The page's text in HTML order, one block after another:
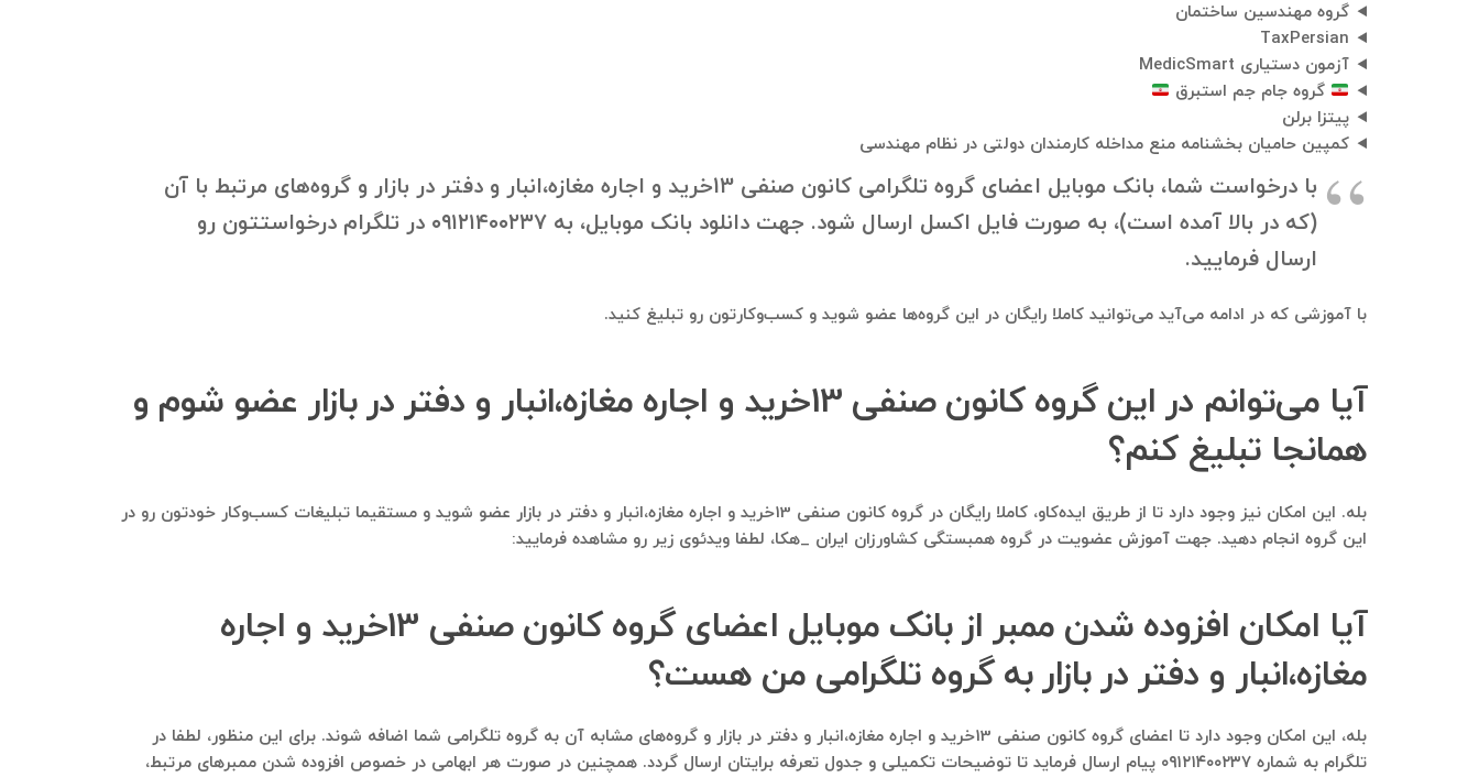
گروه مهندسین ساختمان
TaxPersian
آزمون‌ دستیاری MedicSmart
⁩ گروه جام جم استبرق ⁦
پیتزا برلن
کمپین حامیان بخشنامه منع مداخله کارمندان دولتی در نظام مهندسی
با درخواست شما، بانک موبایل اعضای گروه تلگرامی کانون صنفی 13خرید و اجاره مغازه،انبار و دفتر در بازار و گروه‌های مرتبط با آن
(که در بالا آمده است)، به صورت فایل اکسل ارسال شود. جهت دانلود بانک موبایل، به ۰۹۱۲۱۴۰۰۲۳۷ در تلگرام درخواستتون رو
ارسال فرمایید.
با آموزشی که در ادامه می‌آید می‌توانید کاملا رایگان در این گروه‌ها عضو شوید و کسب‌وکارتون رو تبلیغ کنید.
آیا می‌توانم در این گروه کانون صنفی 13خرید و اجاره مغازه،انبار و دفتر در بازار عضو شوم و
همانجا تبلیغ کنم؟
بله. این امکان نیز وجود دارد تا از طریق ایده‌کاو، کاملا رایگان در گروه کانون صنفی 13خرید و اجاره مغازه،انبار و دفتر در بازار عضو شوید و مستقیما تبلیغات کسب‌وکار خودتون رو در
این گروه انجام دهید. جهت آموزش عضویت در گروه همبستگی کشاورزان ایران _هکا، لطفا ویدئوی زیر رو مشاهده فرمایید:
آیا امکان افزوده شدن ممبر از بانک موبایل اعضای گروه کانون صنفی 13خرید و اجاره
مغازه،انبار و دفتر در بازار به گروه تلگرامی من هست؟
بله، این امکان وجود دارد تا اعضای گروه کانون صنفی 13خرید و اجاره مغازه،انبار و دفتر در بازار و گروه‌های مشابه آن به گروه تلگرامی شما اضافه شوند. برای این منظور، لطفا در
تلگرام به شماره ۰۹۱۲۱۴۰۰۲۳۷ پیام ارسال فرماید تا توضیحات تکمیلی و جدول تعرفه برایتان ارسال گردد. همچنین در صورت هر ابهامی در خصوص افزوده شدن ممبرهای مرتبط،